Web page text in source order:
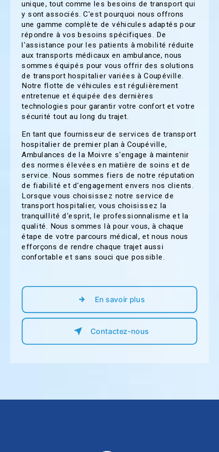
unique, tout comme les besoins de transport qui
y sont associés. C'est pourquoi nous offrons
une gamme complète de véhicules adaptés pour
répondre à vos besoins spécifiques. De
l'assistance pour les patients à mobilité réduite
aux transports médicaux en ambulance, nous
sommes équipés pour vous offrir des solutions
de transport hospitalier variées à Coupéville.
Notre flotte de véhicules est régulièrement
entretenue et équipée des dernières
technologies pour garantir votre confort et votre
sécurité tout au long du trajet.
En tant que fournisseur de services de transport
hospitalier de premier plan à Coupéville,
Ambulances de la Moivre s'engage à maintenir
des normes élevées en matière de soins et de
service. Nous sommes fiers de notre réputation
de fiabilité et d'engagement envers nos clients.
Lorsque vous choisissez notre service de
transport hospitalier, vous choisissez la
tranquillité d'esprit, le professionnalisme et la
qualité. Nous sommes là pour vous, à chaque
étape de votre parcours médical, et nous nous
efforçons de rendre chaque trajet aussi
confortable et sans souci que possible.
En savoir plus
Contactez-nous